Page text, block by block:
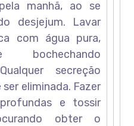
manhã, ao se
desjejum. Lavar
com água pura,
bochechando
secreção
eliminada. Fazer
e tossir
obter o